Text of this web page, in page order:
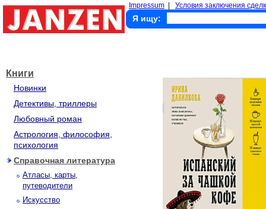
Impressum Условия заключения
Я ищу:
Книги
Новинки
Детективы, триллеры
Любовный роман
Астрология, философия,
психология
Справочная литература
Атласы, карты,
путеводители
Искусство